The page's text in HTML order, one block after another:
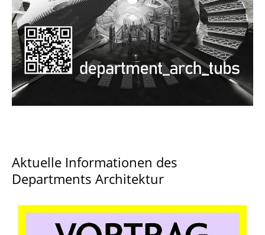
Aktuelle Informationen des
Departments Architektur